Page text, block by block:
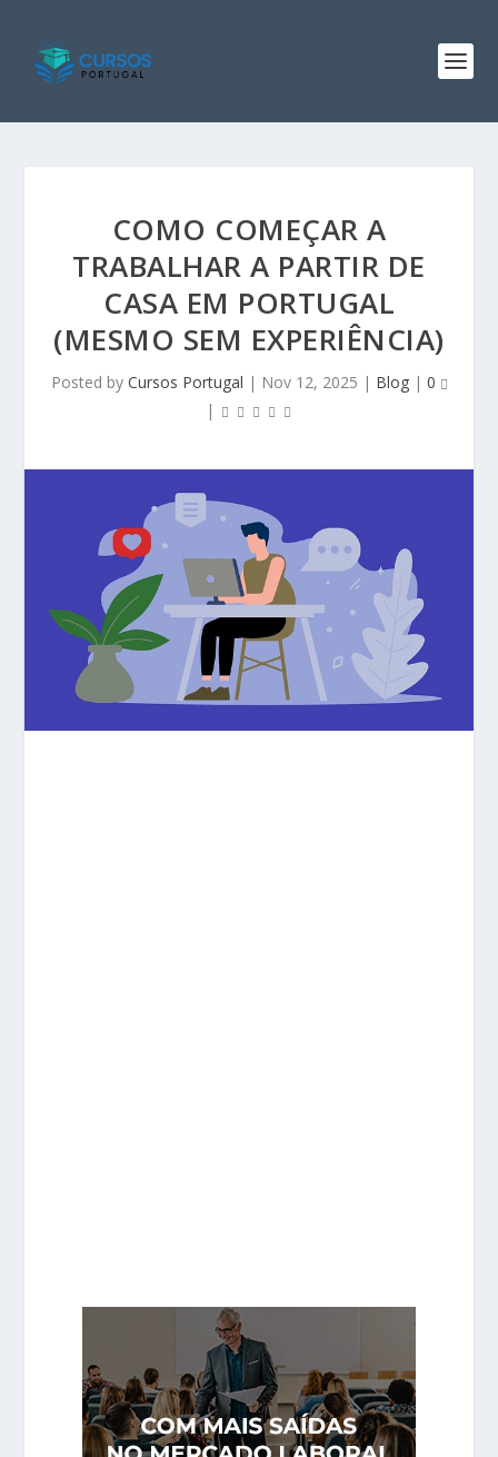
COMO COMEÇAR A
TRABALHAR A PARTIR DE
CASA EM PORTUGAL
(MESMO SEM EXPERIÊNCIA)
Posted by Cursos Portugal | Nov 12, 2025 | Blog| 0
|